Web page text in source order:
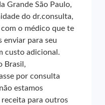
Grande São Paulo,
do dr.consulta,
o médico que te
enviar para seu
custo adicional.
Brasil,
por consulta
estamos
para outros